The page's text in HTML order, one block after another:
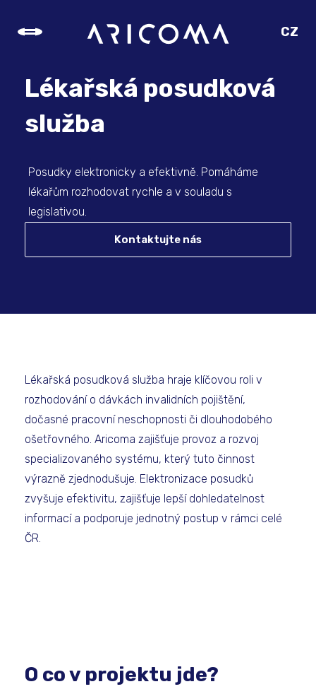
CZ
Lékařská posudková
služba
Posudky elektronicky a efektivně. Pomáháme
lékařům rozhodovat rychle a v souladu s
legislativou.
Kontaktujte nás
Lékařská posudková služba hraje klíčovou roli v
rozhodování o dávkách invalidních pojištění,
dočasné pracovní neschopnosti či dlouhodobého
ošetřovného. Aricoma zajišťuje provoz a rozvoj
specializovaného systému, který tuto činnost
výrazně zjednodušuje. Elektronizace posudků
zvyšuje efektivitu, zajišťuje lepší dohledatelnost
informací a podporuje jednotný postup v rámci celé
ČR.
O co v projektu jde?